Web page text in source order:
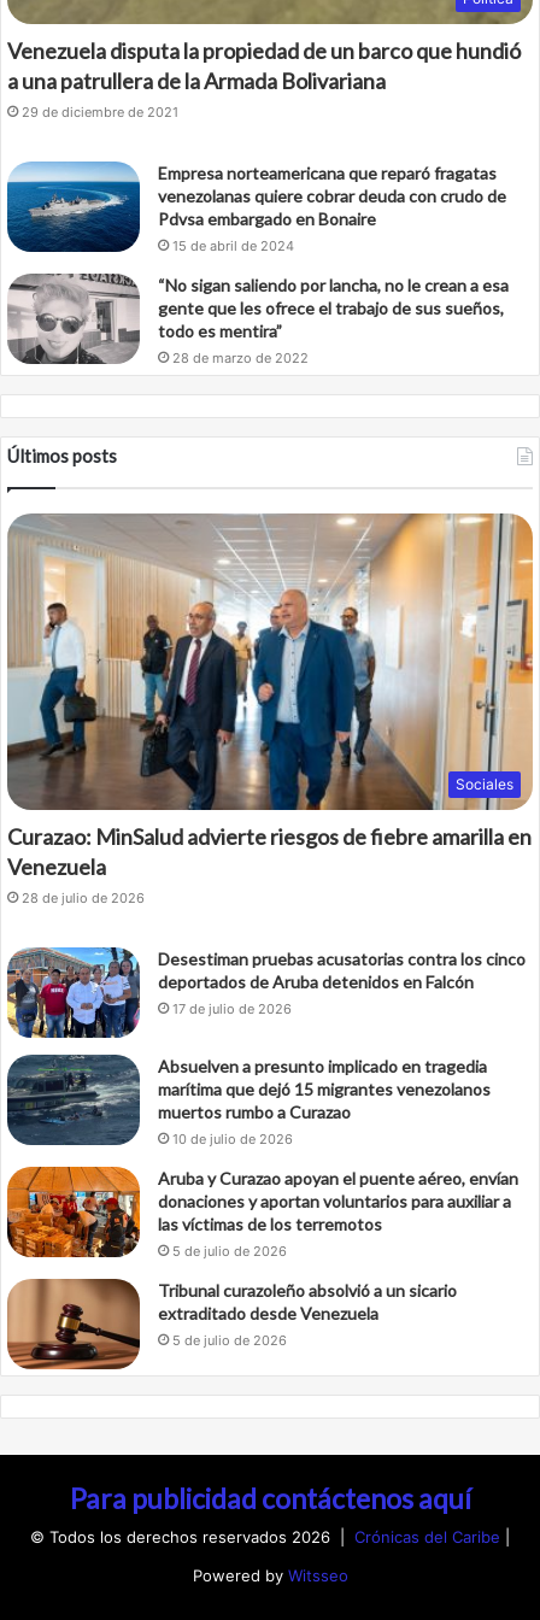
Venezuela disputa la propiedad de un barco que hundió
a una patrullera de la Armada Bolivariana
29 de diciembre de 2021
Empresa norteamericana que reparó fragatas
venezolanas quiere cobrar deuda con crudo de
Pdvsa embargado en Bonaire
15 de abril de 2024
“No sigan saliendo por lancha, no le crean a esa
gente que les ofrece el trabajo de sus sueños,
todo es mentira”
28 de marzo de 2022
Últimos posts
Sociales
Curazao: MinSalud advierte riesgos de fiebre amarilla en
Venezuela
28 de julio de 2026
Desestiman pruebas acusatorias contra los cinco
deportados de Aruba detenidos en Falcón
17 de julio de 2026
Absuelven a presunto implicado en tragedia
marítima que dejó 15 migrantes venezolanos
muertos rumbo a Curazao
10 de julio de 2026
Aruba y Curazao apoyan el puente aéreo, envían
donaciones y aportan voluntarios para auxiliar a
las víctimas de los terremotos
5 de julio de 2026
Tribunal curazoleño absolvió a un sicario
extraditado desde Venezuela
5 de julio de 2026
Para publicidad contáctenos aquí
© Todos los derechos reservados 2026 | Crónicas del Caribe
Powered by Witsseo